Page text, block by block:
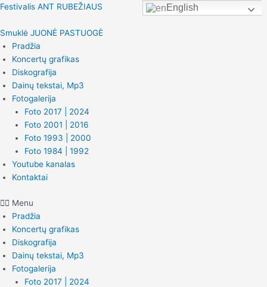
Pereiti
turinio
Festivalis ANT RUBEŽIAUS
Smuklė JUONĖ PASTUOGĖ
Pradžia
Koncertų grafikas
Diskografija
Dainų tekstai, Mp3
Fotogalerija
Foto 2017 | 2024
Foto 2001 | 2016
Foto 1993 | 2000
Foto 1984 | 1992
Youtube kanalas
Kontaktai
Menu
Pradžia
Koncertų grafikas
Diskografija
Dainų tekstai, Mp3
Fotogalerija
Foto 2017 | 2024
English